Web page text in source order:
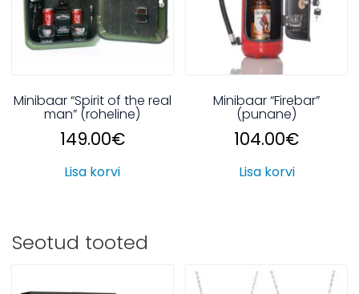
Minibaar “Spirit of the real
man” (roheline)
149.00€
Lisa korvi
Minibaar “Firebar”
(punane)
104.00€
Lisa korvi
Seotud tooted